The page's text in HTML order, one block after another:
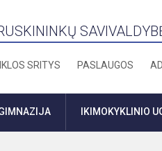
SRITYS PASLAUGOS
IKIMOKYKLINIO